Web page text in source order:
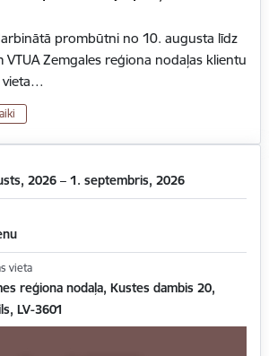
prombūtni no 10. augusta līdz
VTUA Zemgales reģiona nodaļas klientu
vieta…
2026 – 1. septembris, 2026
vieta
reģiona nodaļa, Kustes dambis 20,
LV-3601